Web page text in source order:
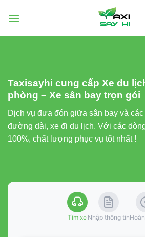
đến
Taxisayhi cung cấp Xe du
phòng – Xe sân bay trọn gói
Dịch vụ đưa đón giữa sân bay và các
đường dài, xe đi du lịch. Với các
100%, chất lượng phục vụ tốt nhất !
Tìm xe Nhập thông tin